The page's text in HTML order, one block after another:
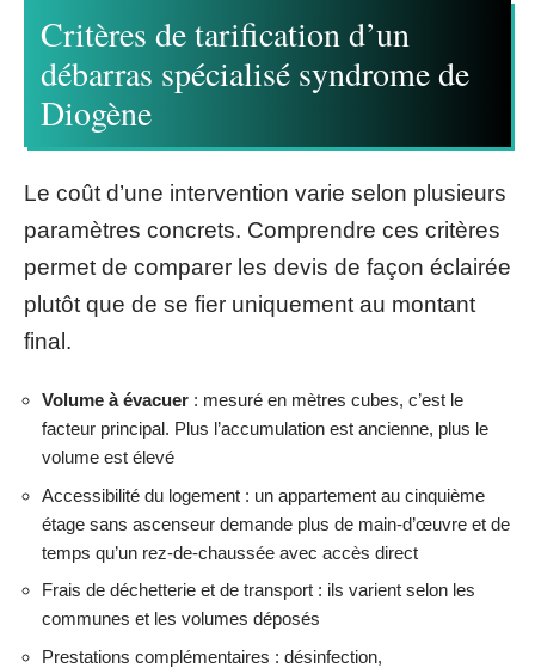
Critères de tarification d’un
débarras spécialisé syndrome de
Diogène
Le coût d’une intervention varie selon plusieurs
paramètres concrets. Comprendre ces critères
permet de comparer les devis de façon éclairée
plutôt que de se fier uniquement au montant
final.
Volume à évacuer : mesuré en mètres cubes, c’est le
facteur principal. Plus l’accumulation est ancienne, plus le
volume est élevé
Accessibilité du logement : un appartement au cinquième
étage sans ascenseur demande plus de main-d’œuvre et de
temps qu’un rez-de-chaussée avec accès direct
Frais de déchetterie et de transport : ils varient selon les
communes et les volumes déposés
Prestations complémentaires : désinfection,